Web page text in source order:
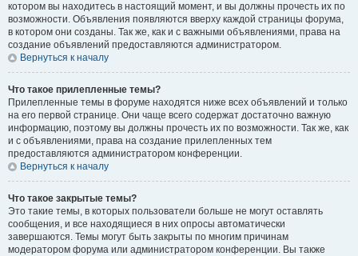
котором вы находитесь в настоящий момент, и вы должны прочесть их по
возможности. Объявления появляются вверху каждой страницы форума,
в котором они созданы. Так же, как и с важными объявлениями, права на
создание объявлений предоставляются администратором.
Вернуться к началу
Что такое прилепленные темы?
Прилепленные темы в форуме находятся ниже всех объявлений и только
на его первой странице. Они чаще всего содержат достаточно важную
информацию, поэтому вы должны прочесть их по возможности. Так же, как
и с объявлениями, права на создание прилепленных тем
предоставляются администратором конференции.
Вернуться к началу
Что такое закрытые темы?
Это такие темы, в которых пользователи больше не могут оставлять
сообщения, и все находящиеся в них опросы автоматически
завершаются. Темы могут быть закрыты по многим причинам
модератором форума или администратором конференции. Вы также